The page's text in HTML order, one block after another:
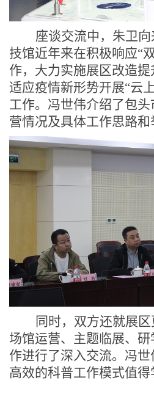
座谈交流中，朱卫
技馆近年来在积极响应“
作，大力实施展区改造
适应疫情新形势开展“云上
工作。冯世伟介绍了包
营情况及具体工作思路和
同时，双方还就展区
场馆运营、主题临展、
作进行了深入交流。冯
高效的科普工作模式值得